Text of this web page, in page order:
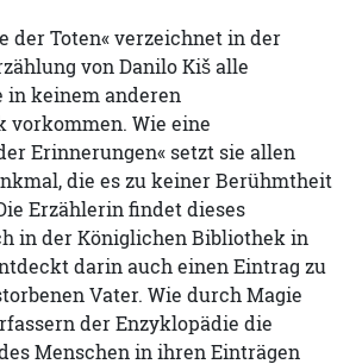
der Toten« verzeichnet in der
von Danilo Kiš alle
in keinem anderen
vorkommen. Wie eine
Erinnerungen« setzt sie allen
die es zu keiner Berühmtheit
Erzählerin findet dieses
in der Königlichen Bibliothek in
darin auch einen Eintrag zu
Vater. Wie durch Magie
der Enzyklopädie die
Menschen in ihren Einträgen